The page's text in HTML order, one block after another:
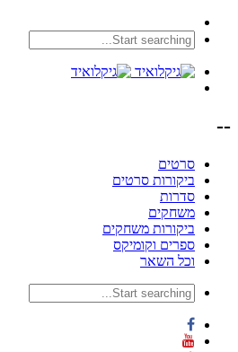
--
סרטים
ביקורות סרטים
סדרות
משחקים
ביקורות משחקים
ספרים וקומיקס
וכל השאר